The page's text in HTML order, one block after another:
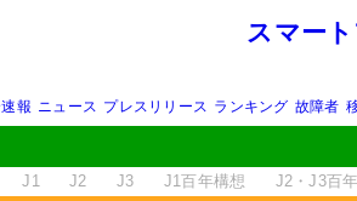
スマー
報 ニュース プレスリリース ランキング 故障者
J1 J2 J3 J1百年構想 J2・J3百